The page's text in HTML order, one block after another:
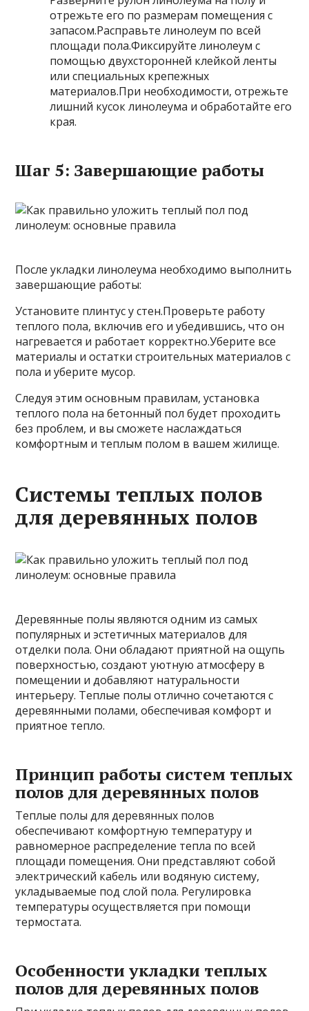
отрежьте его по размерам помещения с
запасом.Расправьте линолеум по всей
площади пола.Фиксируйте линолеум с
помощью двухсторонней клейкой ленты
или специальных крепежных
материалов.При необходимости, отрежьте
лишний кусок линолеума и обработайте его
края.
Шаг 5: Завершающие работы
После укладки линолеума необходимо выполнить
завершающие работы:
Установите плинтус у стен.Проверьте работу
теплого пола, включив его и убедившись, что он
нагревается и работает корректно.Уберите все
материалы и остатки строительных материалов с
пола и уберите мусор.
Следуя этим основным правилам, установка
теплого пола на бетонный пол будет проходить
без проблем, и вы сможете наслаждаться
комфортным и теплым полом в вашем жилище.
Системы теплых полов
для деревянных полов
Деревянные полы являются одним из самых
популярных и эстетичных материалов для
отделки пола. Они обладают приятной на ощупь
поверхностью, создают уютную атмосферу в
помещении и добавляют натуральности
интерьеру. Теплые полы отлично сочетаются с
деревянными полами, обеспечивая комфорт и
приятное тепло.
Принцип работы систем теплых
полов для деревянных полов
Теплые полы для деревянных полов
обеспечивают комфортную температуру и
равномерное распределение тепла по всей
площади помещения. Они представляют собой
электрический кабель или водяную систему,
укладываемые под слой пола. Регулировка
температуры осуществляется при помощи
термостата.
Особенности укладки теплых
полов для деревянных полов